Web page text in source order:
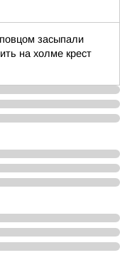
засыпали
на холме крест